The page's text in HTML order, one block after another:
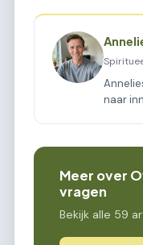
naar
Meer over
vragen
Bekijk alle 59